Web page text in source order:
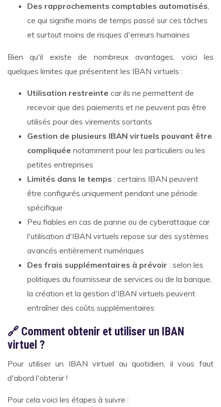
Des rapprochements comptables automatisés
ce qui signifie moins de temps passé sur ces tâches
et surtout moins de risques d'erreurs humaines
Bien qu'il existe de nombreux avantages, voici les
quelques limites que présentent les IBAN virtuels :
Utilisation restreinte car ils ne permettent de
recevoir que des paiements et ne peuvent pas être
utilisés pour des virements sortants
Gestion de plusieurs IBAN virtuels pouvant être
compliquée notamment pour les particuliers ou les
petites entreprises
Limités dans le temps : certains IBAN peuvent
être configurés uniquement pendant une période
spécifique
Peu fiables en cas de panne ou de cyberattaque car
l'utilisation d'IBAN virtuels repose sur des systèmes
avancés entièrement numériques
Des frais supplémentaires à prévoir : selon les
politiques du fournisseur de services ou de la banque,
la création et la gestion d'IBAN virtuels peuvent
entraîner des coûts supplémentaires
🔗 Comment obtenir et utiliser un IBAN
virtuel ?
Pour utiliser un IBAN virtuel au quotidien, il vous faut
d'abord l'obtenir !
Pour cela voici les étapes à suivre :